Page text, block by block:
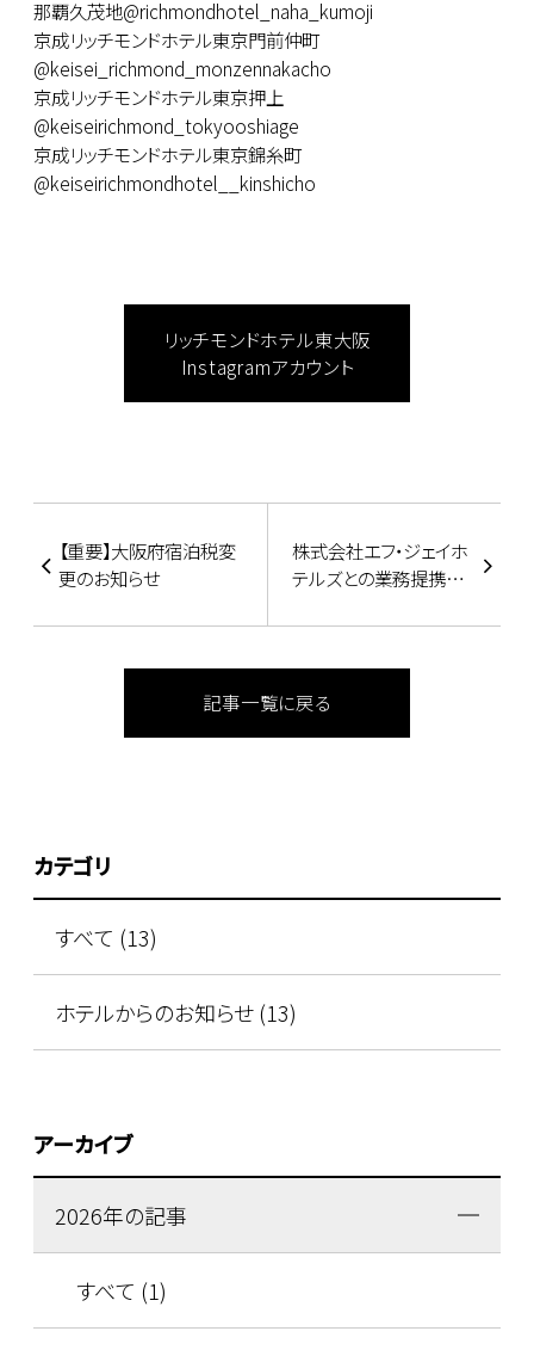
那覇久茂地@richmondhotel_naha_kumoji
京成リッチモンドホテル東京門前仲町
@keisei_richmond_monzennakacho
京成リッチモンドホテル東京押上
@keiseirichmond_tokyooshiage
京成リッチモンドホテル東京錦糸町
@keiseirichmondhotel__kinshicho
リッチモンドホテル東大阪
Instagramアカウント
【重要】大阪府宿泊税変
更のお知らせ
株式会社エフ・ジェイホ
テルズとの業務提携終
記事一覧に戻る
カテゴリ
すべて (13)
ホテルからのお知らせ (13)
アーカイブ
2026年の記事
すべて (1)